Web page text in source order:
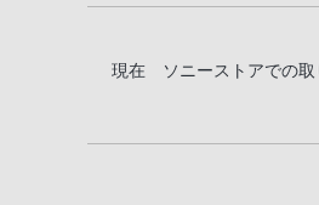
現在 ソニーストアでの取